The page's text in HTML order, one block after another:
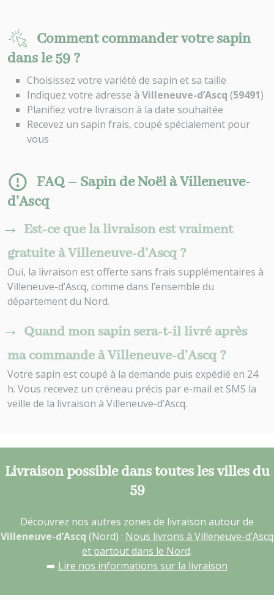
Comment commander votre sapin
dans le 59 ?
Choisissez votre variété de sapin et sa taille
Indiquez votre adresse à Villeneuve-d’Ascq (59491)
Planifiez votre livraison à la date souhaitée
Recevez un sapin frais, coupé spécialement pour
vous
FAQ – Sapin de Noël à Villeneuve-
d’Ascq
Est-ce que la livraison est vraiment
gratuite à Villeneuve-d’Ascq ?
Oui, la livraison est offerte sans frais supplémentaires à
Villeneuve-d’Ascq, comme dans l’ensemble du
département du Nord.
Quand mon sapin sera-t-il livré après
ma commande à Villeneuve-d’Ascq ?
Votre sapin est coupé à la demande puis expédié en 24
h. Vous recevez un créneau précis par e-mail et SMS la
veille de la livraison à Villeneuve-d’Ascq.
Livraison possible dans toutes les villes du
59
Découvrez nos autres zones de livraison autour de
Villeneuve-d’Ascq (Nord) : Nous livrons à Villeneuve-d’Ascq
et partout dans le Nord.
➡️ Lire nos informations sur la livraison